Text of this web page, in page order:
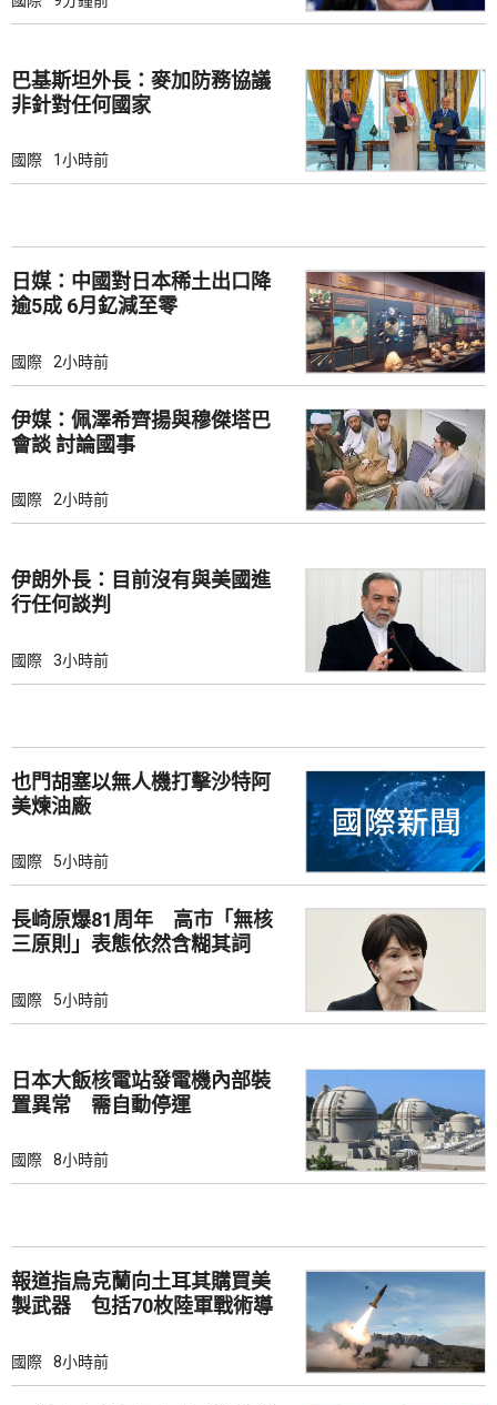
巴基斯坦外長：麥加防務協議
非針對任何國家
國際 1小時前
日媒：中國對日本稀土出口降
逾5成 6月釔減至零
國際 2小時前
伊媒：佩澤希齊揚與穆傑塔巴
會談 討論國事
國際 2小時前
伊朗外長：目前沒有與美國進
行任何談判
國際 3小時前
也門胡塞以無人機打擊沙特阿
美煉油廠
國際 5小時前
長崎原爆81周年 高市「無核
三原則」表態依然含糊其詞
國際 5小時前
日本大飯核電站發電機內部裝
置異常 需自動停運
國際 8小時前
報道指烏克蘭向土耳其購買美
製武器 包括70枚陸軍戰術導
國際 8小時前